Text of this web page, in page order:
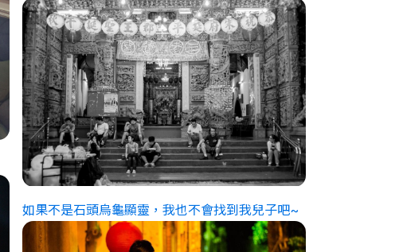
如果不是石頭烏龜顯靈，我也不會找到我兒子吧~